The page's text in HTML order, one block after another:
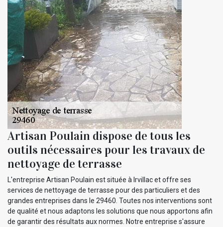
Artisan Poulain dispose de tous les
outils nécessaires pour les travaux de
nettoyage de terrasse
L'entreprise Artisan Poulain est située à Irvillac et offre ses
services de nettoyage de terrasse pour des particuliers et des
grandes entreprises dans le 29460. Toutes nos interventions sont
de qualité et nous adaptons les solutions que nous apportons afin
de garantir des résultats aux normes. Notre entreprise s'assure